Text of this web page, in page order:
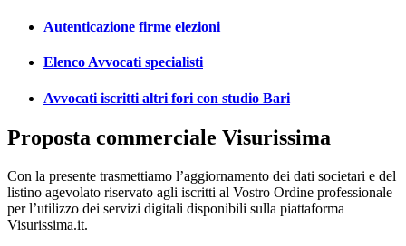
Autenticazione firme elezioni
Elenco Avvocati specialisti
Avvocati iscritti altri fori con studio Bari
Proposta commerciale Visurissima
Con la presente trasmettiamo l’aggiornamento dei dati societari e del
listino agevolato riservato agli iscritti al Vostro Ordine professionale
per l’utilizzo dei servizi digitali disponibili sulla piattaforma
Visurissima.it.